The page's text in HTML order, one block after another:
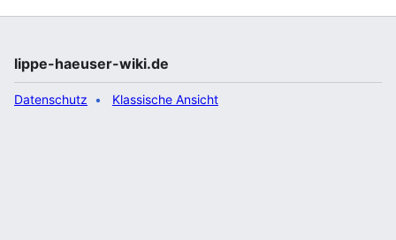
lippe-haeuser-wiki.de
Datenschutz Klassische Ansicht